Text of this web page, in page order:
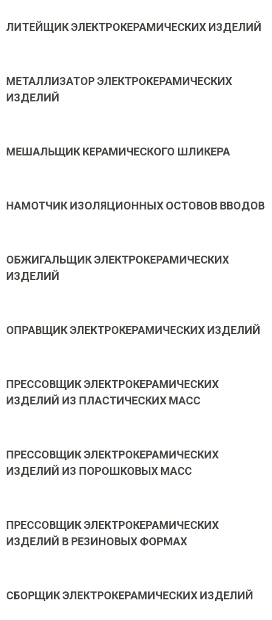
ЛИТЕЙЩИК ЭЛЕКТРОКЕРАМИЧЕСКИХ ИЗДЕЛИЙ
МЕТАЛЛИЗАТОР ЭЛЕКТРОКЕРАМИЧЕСКИХ
ИЗДЕЛИЙ
МЕШАЛЬЩИК КЕРАМИЧЕСКОГО ШЛИКЕРА
НАМОТЧИК ИЗОЛЯЦИОННЫХ ОСТОВОВ ВВОДОВ
ОБЖИГАЛЬЩИК ЭЛЕКТРОКЕРАМИЧЕСКИХ
ИЗДЕЛИЙ
ОПРАВЩИК ЭЛЕКТРОКЕРАМИЧЕСКИХ ИЗДЕЛИЙ
ПРЕССОВЩИК ЭЛЕКТРОКЕРАМИЧЕСКИХ
ИЗДЕЛИЙ ИЗ ПЛАСТИЧЕСКИХ МАСС
ПРЕССОВЩИК ЭЛЕКТРОКЕРАМИЧЕСКИХ
ИЗДЕЛИЙ ИЗ ПОРОШКОВЫХ МАСС
ПРЕССОВЩИК ЭЛЕКТРОКЕРАМИЧЕСКИХ
ИЗДЕЛИЙ В РЕЗИНОВЫХ ФОРМАХ
СБОРЩИК ЭЛЕКТРОКЕРАМИЧЕСКИХ ИЗДЕЛИЙ